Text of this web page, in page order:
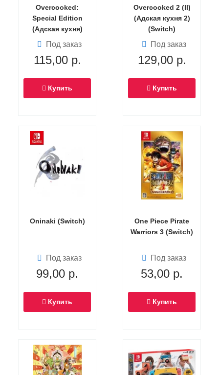
Overcooked:
Special Edition
(Адская кухня)
(Switch)
Под заказ
115,00р.
Купить
Overcooked 2 (II)
(Адская кухня 2)
(Switch)
Под заказ
129,00р.
Купить
Oninaki (Switch)
Под заказ
99,00 р.
Купить
One Piece Pirate
Warriors 3 (Switch)
Под заказ
53,00 р.
Купить